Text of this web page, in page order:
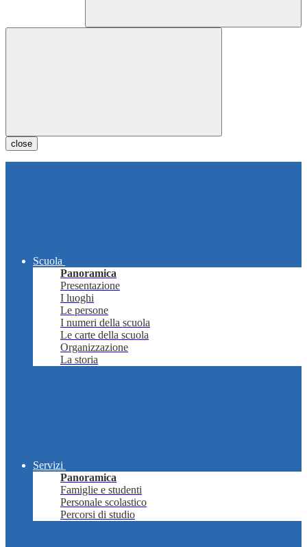
close
Scuola
Panoramica
Presentazione
I luoghi
Le persone
I numeri della scuola
Le carte della scuola
Organizzazione
La storia
Servizi
Panoramica
Famiglie e studenti
Personale scolastico
Percorsi di studio